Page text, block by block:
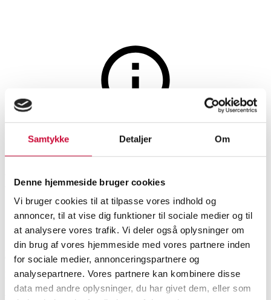
Samtykke Detaljer Om
Denne hjemmeside bruger cookies
Vi bruger cookies til at tilpasse vores indhold og
annoncer, til at vise dig funktioner til sociale medier og til
at analysere vores trafik. Vi deler også oplysninger om
din brug af vores hjemmeside med vores partnere inden
for sociale medier, annonceringspartnere og
analysepartnere. Vores partnere kan kombinere disse
data med andre oplysninger, du har givet dem, eller som
Sofaer, sofagrupper
365° North for Wendelbo. Pouf.
Model Peak
SHOWROOM
Roskilde
VURDERING
DKK
VARENUMMER
6535791
Nyproduceret vareMomsvare